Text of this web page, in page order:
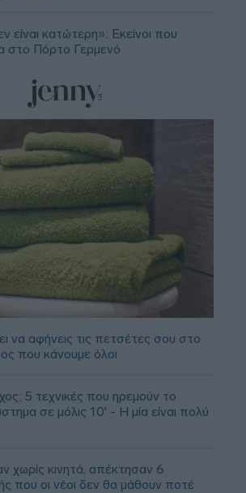
είναι κατώτερη»: Εκείνοι που
στο Πόρτο Γερμενό
να αφήνεις τις πετσέτες σου στο
που κάνουμε όλοι
5 τεχνικές που ηρεμούν το
σε μόλις 10' - Η μία είναι πολύ
χωρίς κινητά, απέκτησαν 6
που οι νέοι δεν θα μάθουν ποτέ